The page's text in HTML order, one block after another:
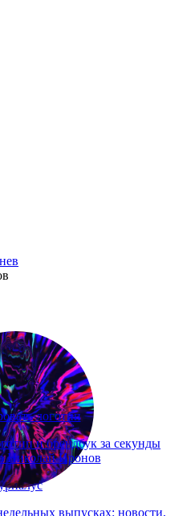
логотип
и брендбук за секунды
Николай Иронов
выпусках: новости,